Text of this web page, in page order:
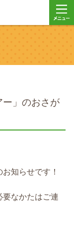
」のおさが
知らせです！
要なかたはご連